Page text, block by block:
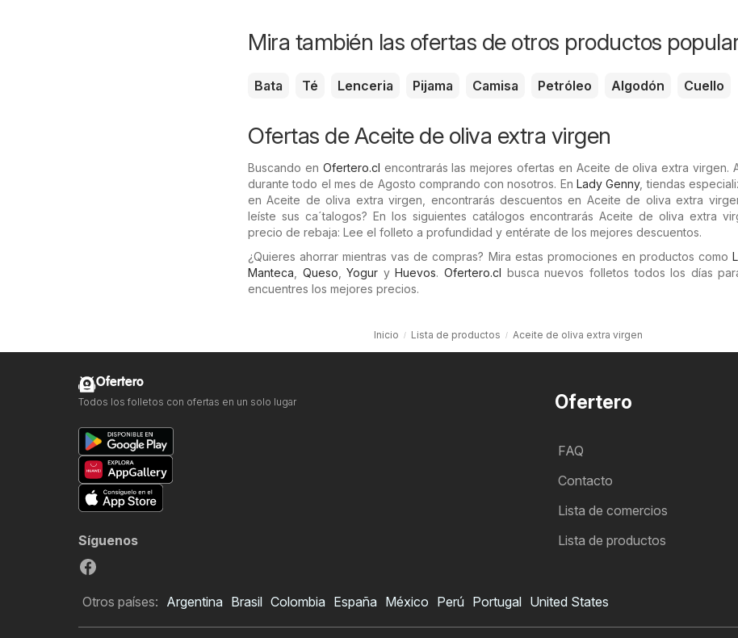
Mira también las ofertas de otros productos
Bata Té Lenceria Pijama Camisa Petróleo Algodón Cuello
Ofertas de Aceite de oliva extra virgen
Buscando en Ofertero.cl encontrarás las mejores ofertas en Aceite de oliva extra virgen.
durante todo el mes de Agosto comprando con nosotros. EnLady Genny, tiendas
en Aceite de oliva extra virgen, encontrarás descuentos en Aceite de oliva extra
leíste sus ca´talogos? En los siguientes catálogos encontrarás Aceite de oliva extra
precio de rebaja: Lee el folleto a profundidad y entérate de los mejores descuentos.
¿Quieres ahorrar mientras vas de compras? Mira estas promociones en productos como
Manteca
Queso ,Yogur yHuevos.Ofertero.cl busca nuevos folletos todos los días
encuentres los mejores precios.
Inicio Lista de productos Aceite de oliva extra virgen
Ofertero
FAQ
Contacto
Lista de comercios
Lista de productos
Ofertero
Todos los folletos con ofertas en un solo lugar
Síguenos
Otros países: Argentina Brasil Colombia España México Perú Portugal United States